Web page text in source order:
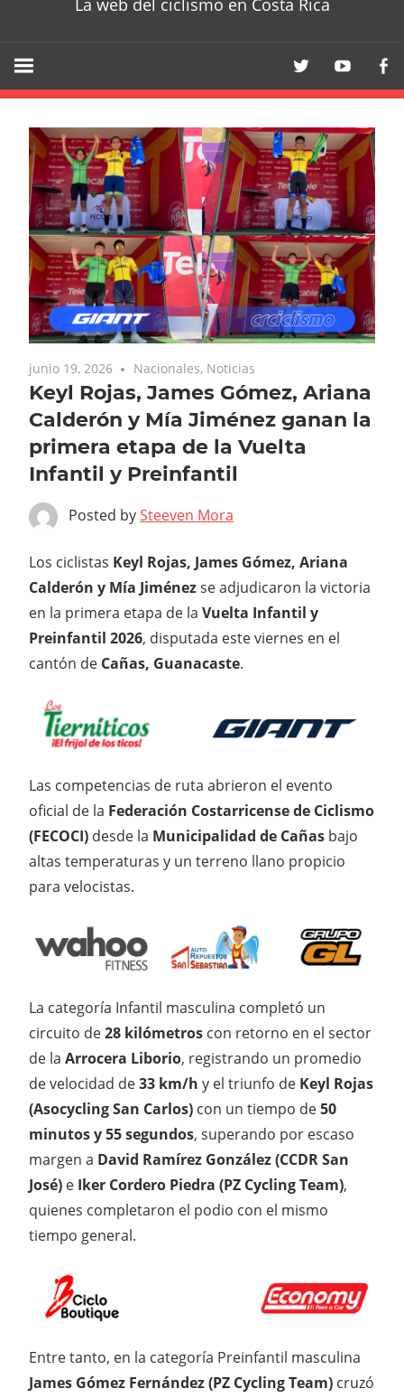
La web del ciclismo en Costa Rica
junio 19, 2026 Nacionales, Noticias
Keyl Rojas, James Gómez, Ariana
Calderón y Mía Jiménez ganan la
primera etapa de la Vuelta
Infantil y Preinfantil
Posted bySteeven Mora
Los ciclistas Keyl Rojas, James Gómez, Ariana
Calderón y Mía Jiménezse adjudicaron la victoria
en la primera etapa de la Vuelta Infantil y
Preinfantil 2026, disputada este viernes en el
cantón de Cañas, Guanacaste.
Las competencias de ruta abrieron el evento
oficial de la Federación Costarricense de Ciclismo
(FECOCI) desde la Municipalidad de Cañas bajo
altas temperaturas y un terreno llano propicio
para velocistas.
La categoría Infantil masculina completó un
circuito de28 kilómetros con retorno en el sector
de la Arrocera Liborio, registrando un promedio
de velocidad de33 km/h y el triunfo de Keyl Rojas
(Asocycling San Carlos) con un tiempo de50
minutos y 55 segundos, superando por escaso
margen a David Ramírez González (CCDR San
José) e Iker Cordero Piedra (PZ Cycling Team),
quienes completaron el podio con el mismo
tiempo general.
Entre tanto, en la categoría Preinfantil masculina
James Gómez Fernández (PZ Cycling Team) cruzó